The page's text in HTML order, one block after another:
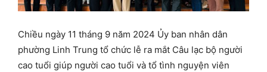
Chiều ngày 11 tháng 9 năm 2024 Ủy ban nhân dân
phường Linh Trung tổ chức lễ ra mắt Câu lạc bộ người
cao tuổi giúp người cao tuổi và tổ tình nguyện viên